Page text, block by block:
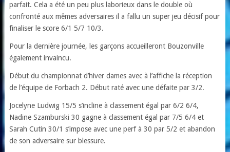
parfait. Cela a été un peu plus laborieux dans le double où
confronté aux mêmes adversaires il a fallu un super jeu décisif pour
finaliser le score 6/1 5/7 10/3.
Pour la dernière journée, les garçons accueilleront Bouzonville
également invaincu.
Début du championnat d’hiver dames avec à l’affiche la réception
de l’équipe de Forbach 2. Début raté avec une défaite par 3/2.
Jocelyne Ludwig 15/5 s’incline à classement égal par 6/2 6/4,
Nadine Szamburski 30 gagne à classement égal par 7/5 6/4 et
Sarah Cutin 30/1 s’impose avec une perf à 30 par 5/2 et abandon
de son adversaire sur blessure.